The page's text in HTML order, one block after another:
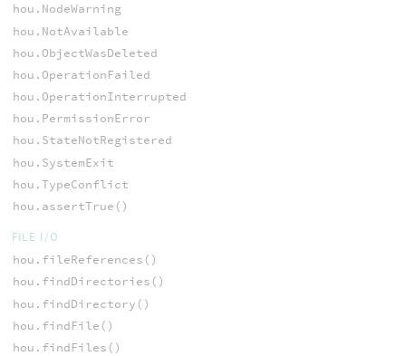
hou.NodeWarning
hou.NotAvailable
hou.ObjectWasDeleted
hou.OperationFailed
hou.OperationInterrupted
hou.PermissionError
hou.StateNotRegistered
hou.SystemExit
hou.TypeConflict
hou.assertTrue()
FILE I/O
hou.fileReferences()
hou.findDirectories()
hou.findDirectory()
hou.findFile()
hou.findFiles()